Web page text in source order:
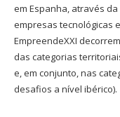
em Espanha, através
empresas tecnológicas
EmpreendeXXI
das categorias
e, em conjunto, nas
desafios a nível ibérico).